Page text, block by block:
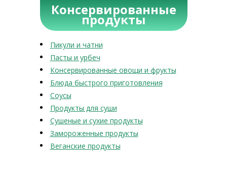
Консервированные
продукты
Пикули и чатни
Пасты и урбеч
Консервированные овощи и фрукты
Блюда быстрого приготовления
Соусы
Продукты для суши
Сушеные и сухие продукты
Замороженные продукты
Веганские продукты